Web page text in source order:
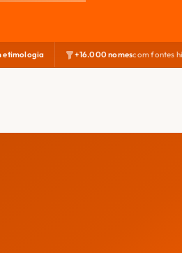
etimologia +16.000 nomescom fontes